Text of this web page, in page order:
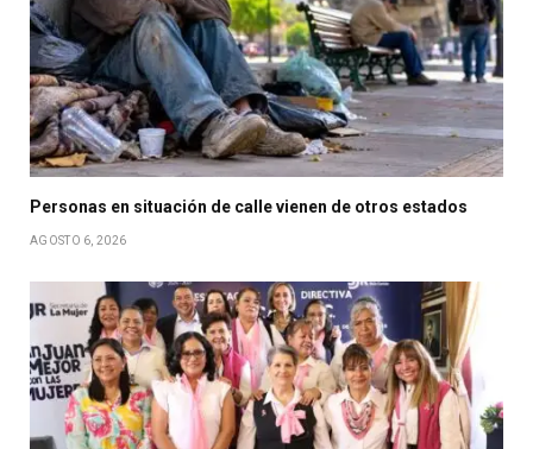
Personas en situación de calle vienen de otros estados
AGOSTO 6, 2026